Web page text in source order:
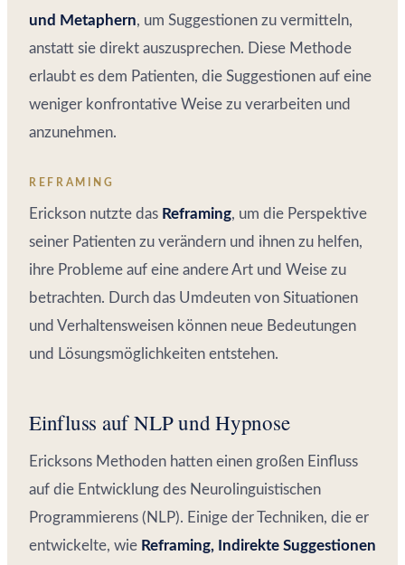
und Metaphern, um Suggestionen zu vermitteln,
anstatt sie direkt auszusprechen. Diese Methode
erlaubt es dem Patienten, die Suggestionen auf eine
weniger konfrontative Weise zu verarbeiten und
anzunehmen.
REFRAMING
Erickson nutzte das Reframing, um die Perspektive
seiner Patienten zu verändern und ihnen zu helfen,
ihre Probleme auf eine andere Art und Weise zu
betrachten. Durch das Umdeuten von Situationen
und Verhaltensweisen können neue Bedeutungen
und Lösungsmöglichkeiten entstehen.
Einfluss auf NLP und Hypnose
Ericksons Methoden hatten einen großen Einfluss
auf die Entwicklung des Neurolinguistischen
Programmierens (NLP). Einige der Techniken, die er
entwickelte, wie Reframing, Indirekte Suggestionen